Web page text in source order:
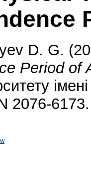
D. G.
Period of
2076-6173.